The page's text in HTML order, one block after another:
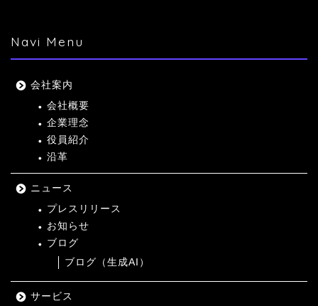
Navi Menu
会社案内
会社概要
企業理念
役員紹介
沿革
ニュース
プレスリリース
お知らせ
ブログ
ブログ（生成AI）
サービス